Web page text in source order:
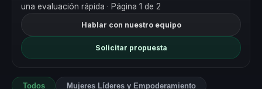
una evaluación rápida · Página 1 de 2
Hablar con nuestro equipo
Solicitar propuesta
Todos Mujeres Líderes y Empoderamiento